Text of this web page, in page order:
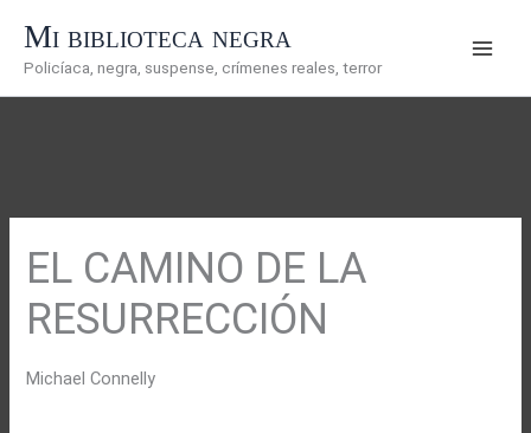
contenido
Mi biblioteca negra
Policíaca, negra, suspense, crímenes reales, terror
EL CAMINO DE LA
RESURRECCIÓN
Michael Connelly